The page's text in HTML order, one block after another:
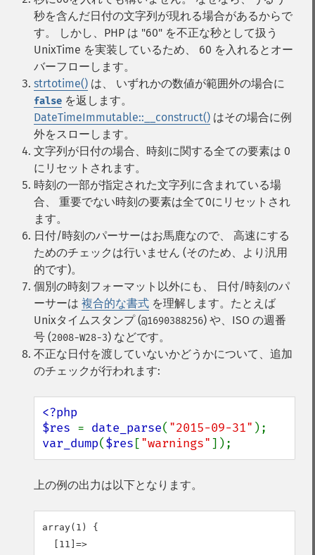
秒を含んだ日付の文字列が現れる場合があるからで
す。 しかし、PHP は "60" を不正な秒として扱う
UnixTime を実装しているため、 60 を入れるとオー
バーフローします。
strtotime() は、 いずれかの数値が範囲外の場合に
false を返します。
DateTimeImmutable::__construct() はその場合に例
外をスローします。
文字列が日付の場合、時刻に関する全ての要素は 0
にリセットされます。
時刻の一部が指定された文字列に含まれている場
合、 重要でない時刻の要素は全て0にリセットされ
ます。
日付/時刻のパーサーはお馬鹿なので、 高速にする
ためのチェックは行いません (そのため、より汎用
的です)。
個別の時刻フォーマット以外にも、 日付/時刻のパ
ーサーは 複合的な書式 を理解します。たとえば
Unixタイムスタンプ (@1690388256) や、ISO の週番
号 (2008-W28-3) などです。
不正な日付を渡していないかどうかについて、追加
のチェックが行われます:
<?php
$res = date_parse( "2015-09-31"
var_dump($res ["warnings"]);
上の例の出力は以下となります。
array(1) {
  [11]=>